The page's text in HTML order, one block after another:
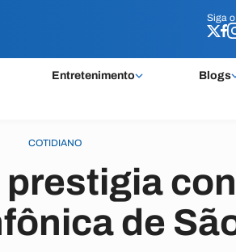
Siga o
Entretenimento Blogs
Siga o
COTIDIANO
de